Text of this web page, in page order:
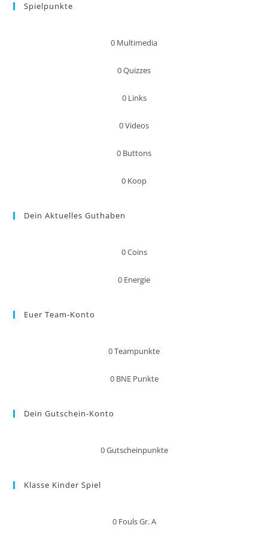
Spielpunkte
0 Multimedia
0Quizzes
0 Links
0Videos
0 Buttons
0 Koop
Dein Aktuelles Guthaben
0Coins
0 Energie
Euer Team-Konto
0Teampunkte
0 BNE Punkte
Dein Gutschein-Konto
0Gutscheinpunkte
Klasse Kinder Spiel
0 Fouls Gr. A